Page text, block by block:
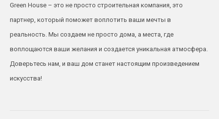
Green House – это не просто строительная компания, это
партнер, который поможет воплотить ваши мечты в
реальность. Мы создаем не просто дома, а места, где
воплощаются ваши желания и создается уникальная атмосфера.
Доверьтесь нам, и ваш дом станет настоящим произведением
искусства!